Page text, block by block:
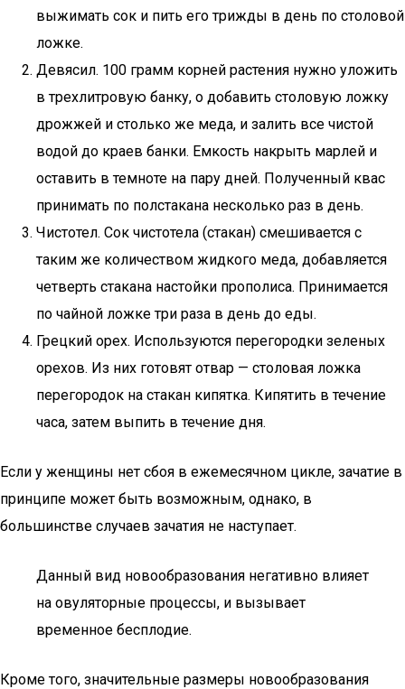
выжимать сок и пить его трижды в день по столовой
ложке.
Девясил. 100 грамм корней растения нужно уложить
в трехлитровую банку, о добавить столовую ложку
дрожжей и столько же меда, и залить все чистой
водой до краев банки. Емкость накрыть марлей и
оставить в темноте на пару дней. Полученный квас
принимать по полстакана несколько раз в день.
Чистотел. Сок чистотела (стакан) смешивается с
таким же количеством жидкого меда, добавляется
четверть стакана настойки прополиса. Принимается
по чайной ложке три раза в день до еды.
Грецкий орех. Используются перегородки зеленых
орехов. Из них готовят отвар — столовая ложка
перегородок на стакан кипятка. Кипятить в течение
часа, затем выпить в течение дня.
Если у женщины нет сбоя в ежемесячном цикле, зачатие в
принципе может быть возможным, однако, в
большинстве случаев зачатия не наступает.
Данный вид новообразования негативно влияет
на овуляторные процессы, и вызывает
временное бесплодие.
Кроме того, значительные размеры новообразования